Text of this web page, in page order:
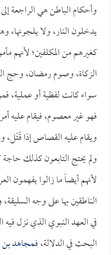
وأحكام الباطن هي الراجعة
يدخلون النار، ولا يلجونها،
كغيرهم من المكلفين؛ لأنهم
الزكاة، وصوم رمضان، وحج
سواء كانت لفظية أو عملية،
فهو غير معصوم، فيقام عليه
ويقام عليه القصاص إذا قَتَل،
ولم يحتج التابعون كذلك حاجة
لأنهم أيضاً ما زالوا يفهمون
الناطقين بها على وجه السليقة،
في العهد النبوي الذي نزل
البحث في الدلالة، فـمجاهد